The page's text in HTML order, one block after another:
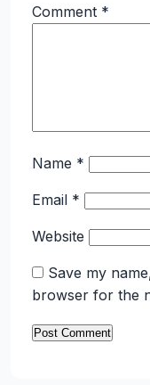
Comment *
Name *
Email *
Website
Save my
browser for the